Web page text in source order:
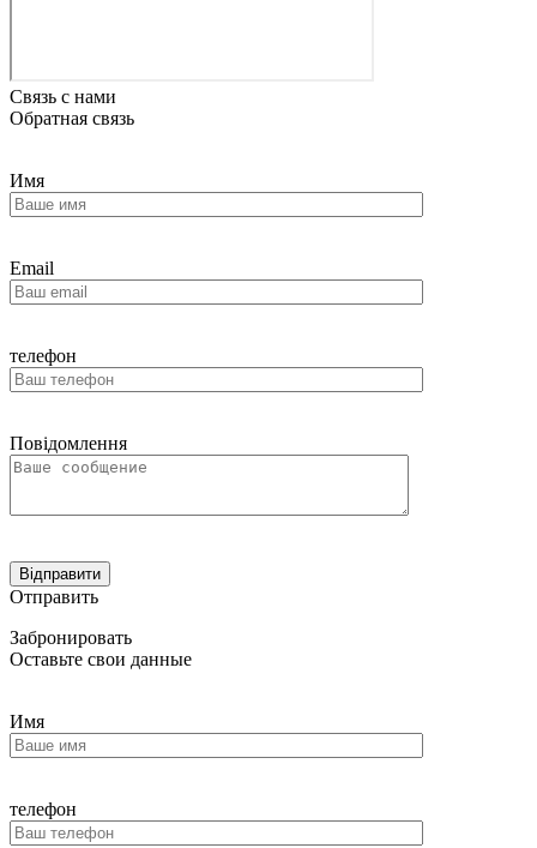
Связь с нами
Обратная связь
Имя
Email
телефон
Повідомлення
Отправить
Забронировать
Оставьте свои данные
Имя
телефон